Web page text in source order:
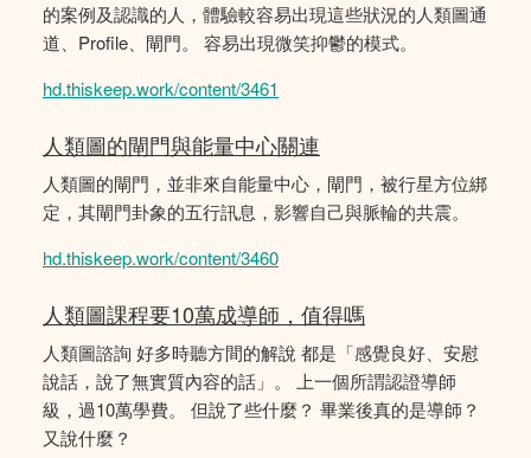
的案例及認識的人，體驗較容易出現這些狀況的人類圖通
道、Profile、閘門。 容易出現微笑抑鬱的模式。
hd.thiskeep.work/content/3461
人類圖的閘門與能量中心關連
人類圖的閘門，並非來自能量中心，閘門，被行星方位綁
定，其閘門卦象的五行訊息，影響自己與脈輪的共震。
hd.thiskeep.work/content/3460
人類圖課程要10萬成導師，值得嗎
人類圖諮詢 好多時聽方間的解說 都是「感覺良好、安慰
說話，說了無實質內容的話」。 上一個所謂認證導師
級，過10萬學費。 但說了些什麼？ 畢業後真的是導師？
又說什麼？